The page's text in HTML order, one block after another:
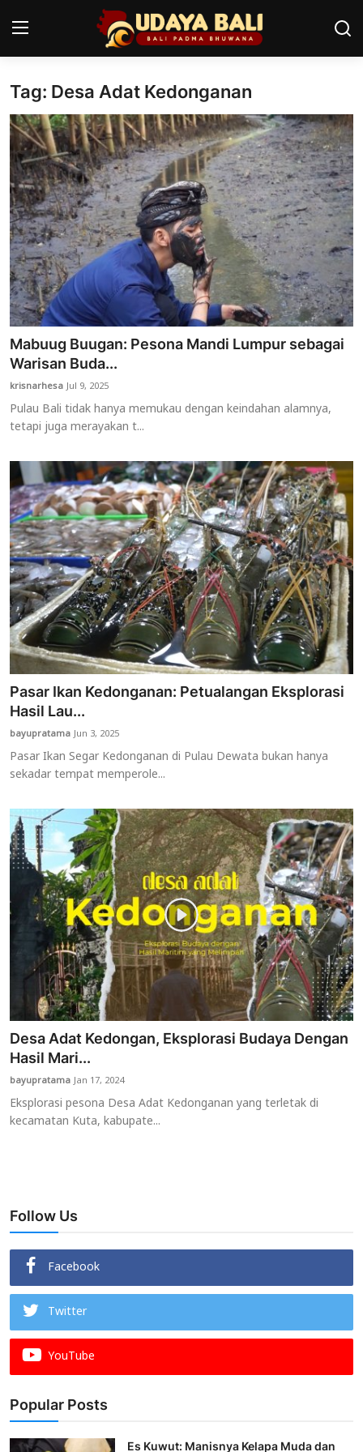
Home
Pura
Desa Adat
Tradisi
Kearifan lokal
Alam Bali
Seni
Kisah
Usadha
Indonesia
Tag: Desa Adat Kedonganan
Mabuug Buugan: Pesona Mandi Lumpur sebagai
Warisan Buda...
krisnarhesaJul 9, 2025
Pulau Bali tidak hanya memukau dengan keindahan alamnya,
tetapi juga merayakan t...
Pasar Ikan Kedonganan: Petualangan Eksplorasi
Hasil Lau...
bayupratamaJun 3, 2025
Pasar Ikan Segar Kedonganan di Pulau Dewata bukan hanya
sekadar tempat memperole...
Desa Adat Kedongan, Eksplorasi Budaya Dengan
Hasil Mari...
bayupratamaJan 17, 2024
Eksplorasi pesona Desa Adat Kedonganan yang terletak di
kecamatan Kuta, kabupate...
Follow Us
Facebook
Twitter
YouTube
Popular Posts
Es Kuwut: Manisnya Kelapa Muda dan